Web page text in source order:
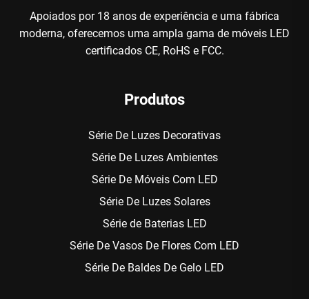
Apoiados por 18 anos de experiência e uma fábrica
moderna, oferecemos uma ampla gama de móveis LED
certificados CE, RoHS e FCC.
Produtos
Série De Luzes Decorativas
Série De Luzes Ambientes
Série De Móveis Com LED
Série De Luzes Solares
Série de Baterias LED
Série De Vasos De Flores Com LED
Série De Baldes De Gelo LED